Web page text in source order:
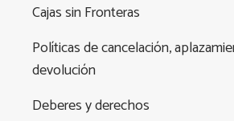
Cajas sin Fronteras
Políticas de cancelación,
devolución
Deberes y derechos